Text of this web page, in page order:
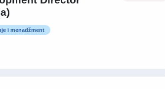
i menadžment